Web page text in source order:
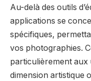
Au-delà des outils
applications se
spécifiques,
vos photographies.
particulièrement
dimension artistique